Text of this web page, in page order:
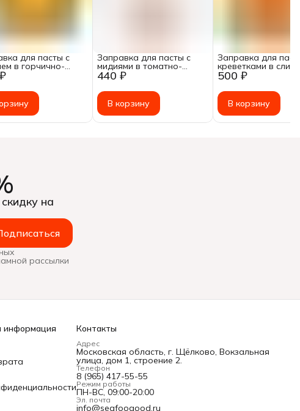
для пасты с
в горчично-
соусе
200г
440 ₽
Заправка для пасты с
мидиями в томатно-
сливочном соусе
замороженная, 200г
В корзину
500 ₽
Заправка для
креветками в
чесночном соусе
замороженная,
В корзину
на
рассылки
информация
Контакты
Адрес
Московская область, г. Щёлково, Вокзальная
улица, дом 1, строение 2.
Телефон
8 (965) 417-55-55
Режим работы
ПН-ВС, 09:00-20:00
Эл. почта
info@seafoogood.ru